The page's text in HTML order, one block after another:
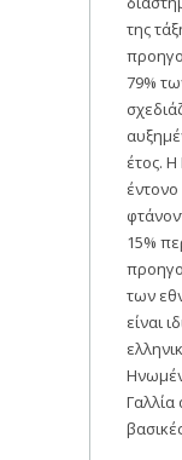
της
79%
έτος.
έντονο
15%
των
είναι
Γαλλία